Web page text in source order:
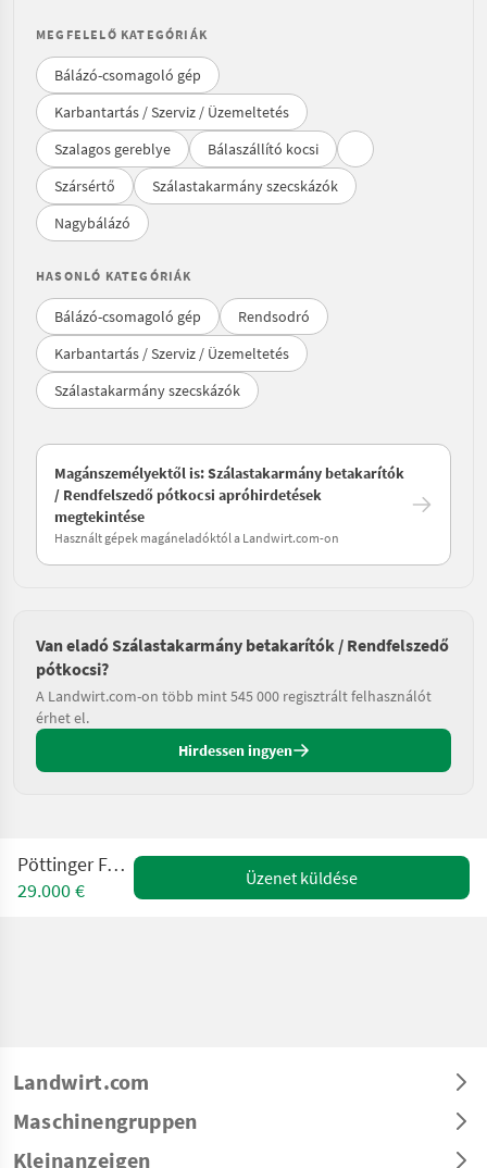
MEGFELELŐ KATEGÓRIÁK
Bálázó-csomagoló gép
Karbantartás / Szerviz / Üzemeltetés
Szalagos gereblye
Bálaszállító kocsi
Szársértő
Szálastakarmány szecskázók
Nagybálázó
HASONLÓ KATEGÓRIÁK
Bálázó-csomagoló gép
Rendsodró
Karbantartás / Szerviz / Üzemeltetés
Szálastakarmány szecskázók
Magánszemélyektől is: Szálastakarmány betakarítók
/ Rendfelszedő pótkocsi apróhirdetések
megtekintése
Használt gépek magáneladóktól a Landwirt.com-on
Van eladó Szálastakarmány betakarítók / Rendfelszedő
pótkocsi?
A Landwirt.com-on több mint 545 000 regisztrált felhasználót
érhet el.
Hirdessen ingyen
Pöttinger Faro 3500
29.000 €
Üzenet küldése
Landwirt.com
Maschinengruppen
Kleinanzeigen